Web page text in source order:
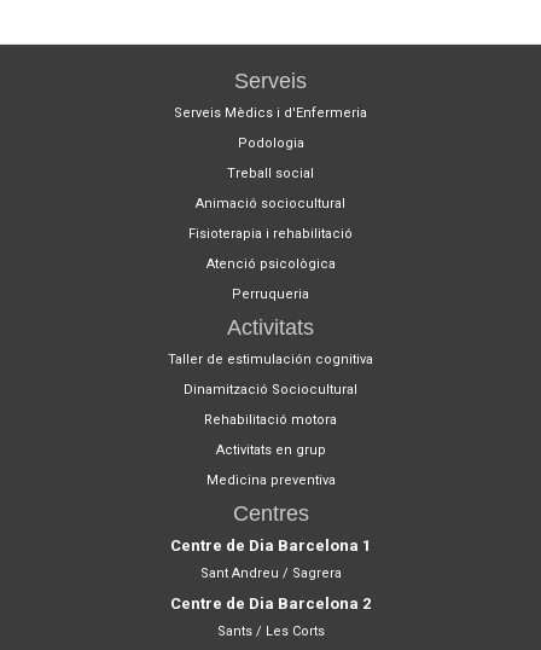
Serveis
Serveis Mèdics i d'Enfermeria
Podologia
Treball social
Animació sociocultural
Fisioterapia i rehabilitació
Atenció psicològica
Perruqueria
Activitats
Taller de estimulación cognitiva
Dinamització Sociocultural
Rehabilitació motora
Activitats en grup
Medicina preventiva
Centres
Centre de Dia Barcelona 1
Sant Andreu / Sagrera
Centre de Dia Barcelona 2
Sants / Les Corts